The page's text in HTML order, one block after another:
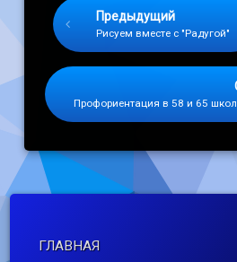
Предыдущий
Рисуем вместе с "Радугой"
Профориентация в 58 и 65
ГЛАВНАЯ